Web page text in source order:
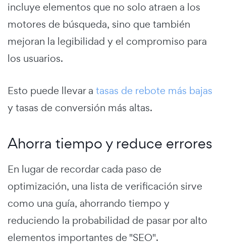
incluye elementos que no solo atraen a los
motores de búsqueda, sino que también
mejoran la legibilidad y el compromiso para
los usuarios.
Esto puede llevar a tasas de rebote más bajas
y tasas de conversión más altas.
Ahorra tiempo y reduce errores
En lugar de recordar cada paso de
optimización, una lista de verificación sirve
como una guía, ahorrando tiempo y
reduciendo la probabilidad de pasar por alto
elementos importantes de "SEO".